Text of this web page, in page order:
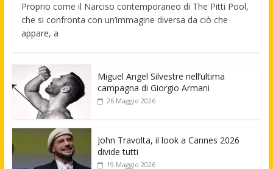
Proprio come il Narciso contemporaneo di The Pitti Pool,
che si confronta con un’immagine diversa da ciò che
appare, a
Miguel Angel Silvestre nell’ultima
campagna di Giorgio Armani
26 Maggio 2026
John Travolta, il look a Cannes 2026
divide tutti
19 Maggio 2026